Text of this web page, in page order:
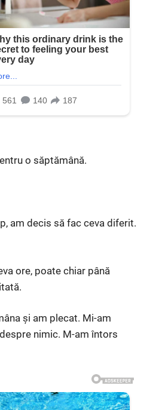
o săptămână.
am decis să fac ceva diferit.
ore, poate chiar până
și am plecat. Mi-am
nimic. M-am întors